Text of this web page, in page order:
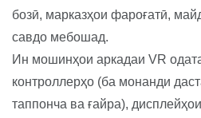
бозӣ, марказҳои фароғатӣ,
савдо мебошад.
Ин мошинҳои аркадаи VR
контроллерҳо (ба монанди
таппонча ва ғайра),